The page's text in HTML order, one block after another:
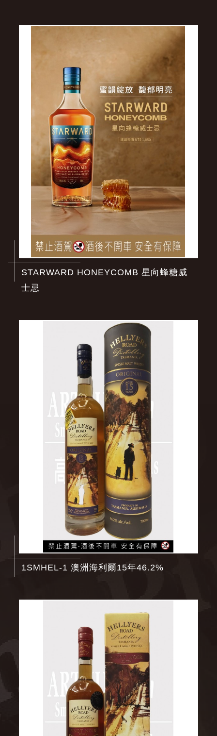
STARWARD HONEYCOMB 星向蜂糖威
士忌
1SMHEL-1 澳洲海利爾15年46.2%